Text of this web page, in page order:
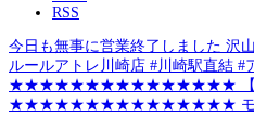
RSS
今日も無事に営業終了しました 沢
ルールアトレ川崎店 #川崎駅直結 #
★★★★★★★★★★★★★★★ 【モンソー
★★★★★★★★★★★★★★★ モンソーフ